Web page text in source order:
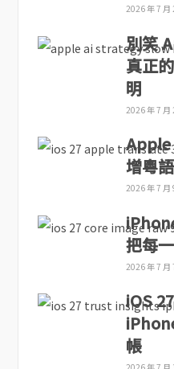
2026 年 7 月
別笑
真正
明
2026 年 7 月
Apple
增粵
2026 年 7 月
把每
2026 年 7 月
iOS
帳